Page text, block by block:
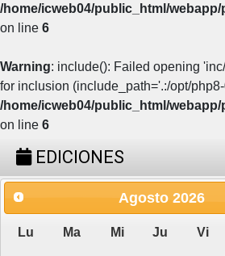
/home/icweb04/public_html/
on line 6
Warning: include(): Failed opening
for inclusion (include_path='.:/opt/
/home/icweb04/public_html/
on line 6
EDICIONES
Agosto 2026
Lu Ma Mi Ju Vi